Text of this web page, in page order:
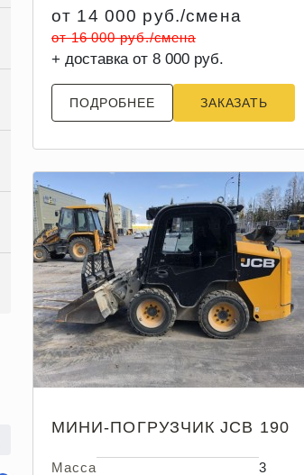
от 14 000 руб./смена
от 16 000 руб./смена
+ доставка от 8 000 руб.
ПОДРОБНЕЕ ЗАКАЗАТЬ
МИНИ-ПОГРУЗЧИК JCB 190
Масса
3